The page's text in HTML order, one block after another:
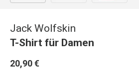
Bild 1 in Galerieansicht laden
Jack Wolfskin
T-Shirt für Damen
20,90 €